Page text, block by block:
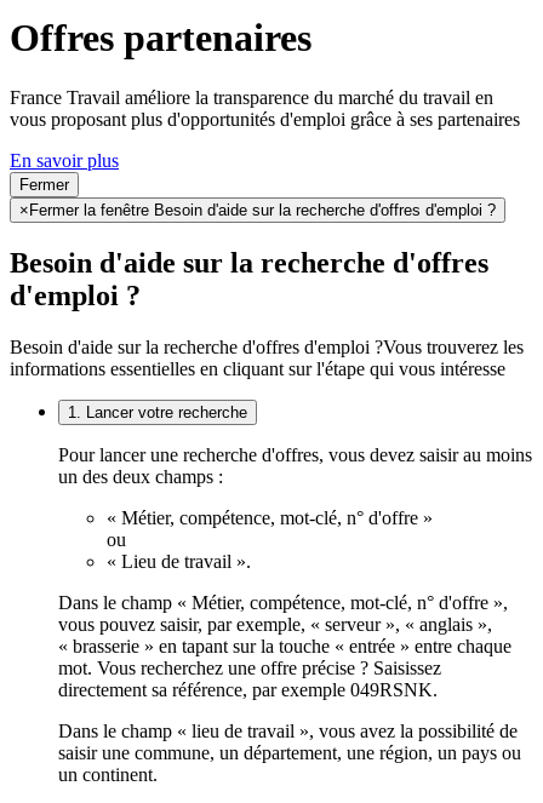
Offres partenaires
France Travail améliore la transparence du marché du travail en
vous proposant plus d'opportunités d'emploi grâce à ses partenaires
En savoir plus
Fermer
× Fermer la fenêtre Besoin d'aide sur la recherche d'offres d'emploi ?
Besoin d'aide sur la recherche d'offres
d'emploi ?
Besoin d'aide sur la recherche d'offres d'emploi ?Vous trouverez les
informations essentielles en cliquant sur l'étape qui vous intéresse
1. Lancer votre recherche
Pour lancer une recherche d'offres, vous devez saisir au moins
un des deux champs :
« Métier, compétence, mot-clé, n° d'offre »
ou
« Lieu de travail ».
Dans le champ « Métier, compétence, mot-clé, n° d'offre »,
vous pouvez saisir, par exemple, « serveur », « anglais »,
« brasserie » en tapant sur la touche « entrée » entre chaque
mot. Vous recherchez une offre précise ? Saisissez
directement sa référence, par exemple 049RSNK.
Dans le champ « lieu de travail », vous avez la possibilité de
saisir une commune, un département, une région, un pays ou
un continent.